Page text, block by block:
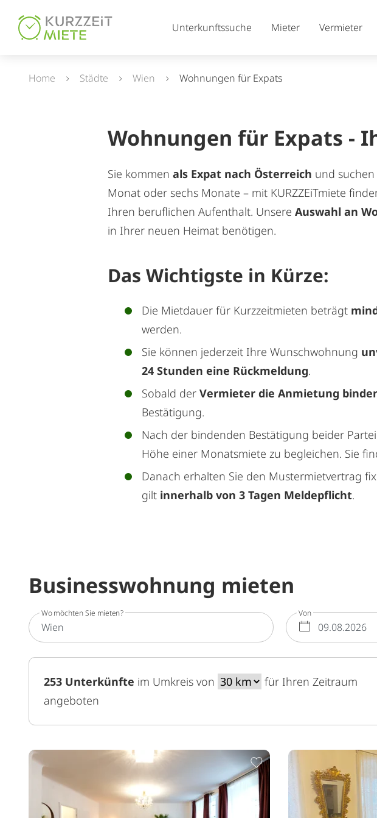
Unterkunftssuche Mieter Vermieter
Home Städte Wien Wohnungen für Expats
Wohnungen für Expats -
Sie kommen als Expat nach Österreich und suchen
Monat oder sechs Monate – mit KURZZEiTmiete
Ihren beruflichen Aufenthalt. Unsere Auswahl an
in Ihrer neuen Heimat benötigen.
Das Wichtigste in Kürze:
Die Mietdauer für Kurzzeitmieten beträgt
werden.
Sie können jederzeit Ihre Wunschwohnung
24 Stunden eine Rückmeldung.
Sobald der Vermieter die Anmietung
Bestätigung.
Nach der bindenden Bestätigung beider
Höhe einer Monatsmiete zu begleichen. Sie
Danach erhalten Sie den Mustermietvertrag
gilt innerhalb von 3 Tagen Meldepflicht.
Businesswohnung mieten
Wo möchten Sie mieten? Von
253 Unterkünfte im Umkreis von unterkunft-
für Ihren Zeitraum
angeboten
Zur Merkliste